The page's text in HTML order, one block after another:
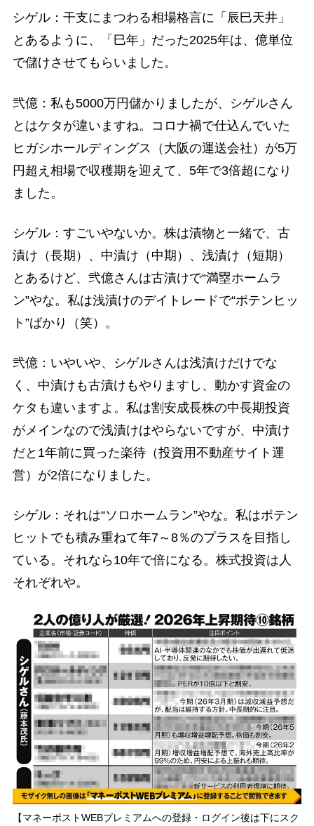
シゲル：干支にまつわる相場格言に「辰巳天井」
とあるように、「巳年」だった2025年は、億単位
で儲けさせてもらいました。
弐億：私も5000万円儲かりましたが、シゲルさん
とはケタが違いますね。コロナ禍で仕込んでいた
ヒガシホールディングス（大阪の運送会社）が5万
円超え相場で収穫期を迎えて、5年で3倍超になり
ました。
シゲル：すごいやないか。株は漬物と一緒で、古
漬け（長期）、中漬け（中期）、浅漬け（短期）
とあるけど、弐億さんは古漬けで“満塁ホームラ
ン”やな。私は浅漬けのデイトレードで“ポテンヒッ
ト”ばかり（笑）。
弐億：いやいや、シゲルさんは浅漬けだけでな
く、中漬けも古漬けもやりますし、動かす資金の
ケタも違いますよ。私は割安成長株の中長期投資
がメインなので浅漬けはやらないですが、中漬け
だと1年前に買った楽待（投資用不動産サイト運
営）が2倍になりました。
シゲル：それは“ソロホームラン”やな。私はポテン
ヒットでも積み重ねて年7～8％のプラスを目指し
ている。それなら10年で倍になる。株式投資は人
それぞれや。
【マネーポストWEBプレミアムへの登録・ログイン後は下にスク